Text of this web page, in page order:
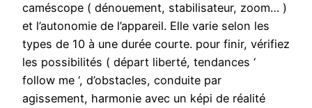
caméscope ( dénouement, stabilisateur, zoom… )
et l’autonomie de l’appareil. Elle varie selon les
types de 10 à une durée courte. pour finir, vérifiez
les possibilités ( départ liberté, tendances ‘
follow me ‘, d’obstacles, conduite par
agissement, harmonie avec un képi de réalité